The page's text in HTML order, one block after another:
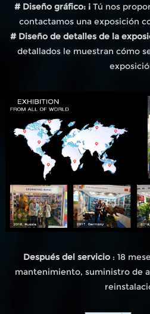
# Diseño gráfico: ¡Tú nos
contactamos una exposición
# Diseño de detalles de la
detallados le muestran cómo
Después del servicio: 18
mantenimiento, suministro de